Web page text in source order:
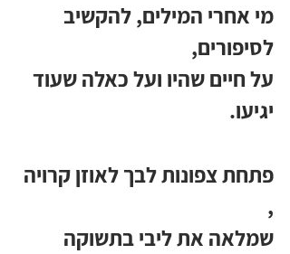
מי אחרי המילים, להקשיב
לסיפורים,
על חיים שהיו ועל כאלה שעוד
יגיעו.
פתחת צפונות לבך לאוזן קרויה
,
שמלאה את ליבי בתשוקה